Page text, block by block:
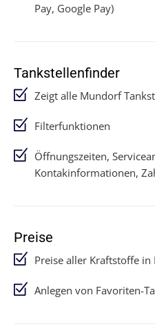
Pay, Google Pay)
Tankstellenfinder
Zeigt alle Mundorf
Filterfunktionen
Öffnungszeiten,
Kontakinformationen,
Preise
Preise aller Kraftstoffe in
Anlegen von Favoriten-